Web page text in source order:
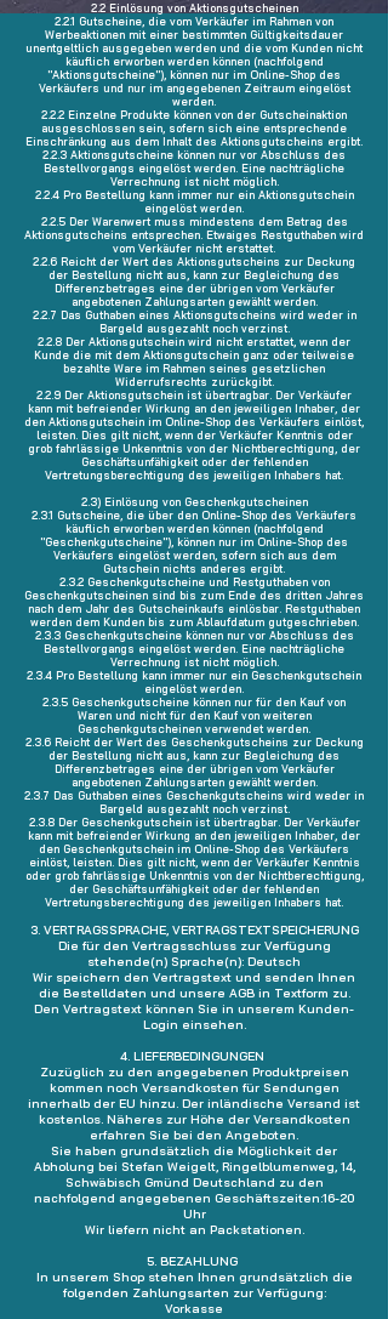
2.2 Einlösung von Aktionsgutscheinen
2.2.1 Gutscheine, die vom Verkäufer im Rahmen von
Werbeaktionen mit einer bestimmten Gültigkeitsdauer
unentgeltlich ausgegeben werden und die vom Kunden nicht
käuflich erworben werden können (nachfolgend
"Aktionsgutscheine"), können nur im Online-Shop des
Verkäufers und nur im angegebenen Zeitraum eingelöst
werden.
2.2.2 Einzelne Produkte können von der Gutscheinaktion
ausgeschlossen sein, sofern sich eine entsprechende
Einschränkung aus dem Inhalt des Aktionsgutscheins ergibt.
2.2.3 Aktionsgutscheine können nur vor Abschluss des
Bestellvorgangs eingelöst werden. Eine nachträgliche
Verrechnung ist nicht möglich.
2.2.4 Pro Bestellung kann immer nur ein Aktionsgutschein
eingelöst werden.
2.2.5 Der Warenwert muss mindestens dem Betrag des
Aktionsgutscheins entsprechen. Etwaiges Restguthaben wird
vom Verkäufer nicht erstattet.
2.2.6 Reicht der Wert des Aktionsgutscheins zur Deckung
der Bestellung nicht aus, kann zur Begleichung des
Differenzbetrages eine der übrigen vom Verkäufer
angebotenen Zahlungsarten gewählt werden.
2.2.7 Das Guthaben eines Aktionsgutscheins wird weder in
Bargeld ausgezahlt noch verzinst.
2.2.8 Der Aktionsgutschein wird nicht erstattet, wenn der
Kunde die mit dem Aktionsgutschein ganz oder teilweise
bezahlte Ware im Rahmen seines gesetzlichen
Widerrufsrechts zurückgibt.
2.2.9 Der Aktionsgutschein ist übertragbar. Der Verkäufer
kann mit befreiender Wirkung an den jeweiligen Inhaber, der
den Aktionsgutschein im Online-Shop des Verkäufers einlöst,
leisten. Dies gilt nicht, wenn der Verkäufer Kenntnis oder
grob fahrlässige Unkenntnis von der Nichtberechtigung, der
Geschäftsunfähigkeit oder der fehlenden
Vertretungsberechtigung des jeweiligen Inhabers hat.
2.3) Einlösung von Geschenkgutscheinen
2.3.1 Gutscheine, die über den Online-Shop des Verkäufers
käuflich erworben werden können (nachfolgend
"Geschenkgutscheine"), können nur im Online-Shop des
Verkäufers eingelöst werden, sofern sich aus dem
Gutschein nichts anderes ergibt.
2.3.2 Geschenkgutscheine und Restguthaben von
Geschenkgutscheinen sind bis zum Ende des dritten Jahres
nach dem Jahr des Gutscheinkaufs einlösbar. Restguthaben
werden dem Kunden bis zum Ablaufdatum gutgeschrieben.
2.3.3 Geschenkgutscheine können nur vor Abschluss des
Bestellvorgangs eingelöst werden. Eine nachträgliche
Verrechnung ist nicht möglich.
2.3.4 Pro Bestellung kann immer nur ein Geschenkgutschein
eingelöst werden.
2.3.5 Geschenkgutscheine können nur für den Kauf von
Waren und nicht für den Kauf von weiteren
Geschenkgutscheinen verwendet werden.
2.3.6 Reicht der Wert des Geschenkgutscheins zur Deckung
der Bestellung nicht aus, kann zur Begleichung des
Differenzbetrages eine der übrigen vom Verkäufer
angebotenen Zahlungsarten gewählt werden.
2.3.7 Das Guthaben eines Geschenkgutscheins wird weder in
Bargeld ausgezahlt noch verzinst.
2.3.8 Der Geschenkgutschein ist übertragbar. Der Verkäufer
kann mit befreiender Wirkung an den jeweiligen Inhaber, der
den Geschenkgutschein im Online-Shop des Verkäufers
einlöst, leisten. Dies gilt nicht, wenn der Verkäufer Kenntnis
oder grob fahrlässige Unkenntnis von der Nichtberechtigung,
der Geschäftsunfähigkeit oder der fehlenden
Vertretungsberechtigung des jeweiligen Inhabers hat.
3. VERTRAGSSPRACHE, VERTRAGSTEXTSPEICHERUNG
Die für den Vertragsschluss zur Verfügung
stehende(n) Sprache(n): Deutsch
Wir speichern den Vertragstext und senden Ihnen
die Bestelldaten und unsere AGB in Textform zu.
Den Vertragstext können Sie in unserem Kunden-
Login einsehen.
4. LIEFERBEDINGUNGEN
Zuzüglich zu den angegebenen Produktpreisen
kommen noch Versandkosten für Sendungen
innerhalb der EU hinzu. Der inländische Versand ist
kostenlos. Näheres zur Höhe der Versandkosten
erfahren Sie bei den Angeboten.
Sie haben grundsätzlich die Möglichkeit der
Abholung bei Stefan Weigelt, Ringelblumenweg, 14,
Schwäbisch Gmünd Deutschland zu den
nachfolgend angegebenen Geschäftszeiten:16-20
Uhr
Wir liefern nicht an Packstationen.
5. BEZAHLUNG
In unserem Shop stehen Ihnen grundsätzlich die
folgenden Zahlungsarten zur Verfügung:
Vorkasse